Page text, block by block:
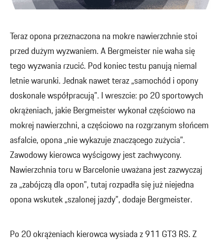
Teraz opona przeznaczona na mokre nawierzchnie stoi
przed dużym wyzwaniem. A Bergmeister nie waha się
tego wyzwania rzucić. Pod koniec testu panują niemal
letnie warunki. Jednak nawet teraz „samochód i opony
doskonale współpracują”. I wreszcie: po 20 sportowych
okrążeniach, jakie Bergmeister wykonał częściowo na
mokrej nawierzchni, a częściowo na rozgrzanym słońcem
asfalcie, opona „nie wykazuje znaczącego zużycia”.
Zawodowy kierowca wyścigowy jest zachwycony.
Nawierzchnia toru w Barcelonie uważana jest zazwyczaj
za „zabójczą dla opon”, tutaj rozpadła się już niejedna
opona wskutek „szalonej jazdy”, dodaje Bergmeister.
Po 20 okrążeniach kierowca wysiada z 911 GT3 RS. Z